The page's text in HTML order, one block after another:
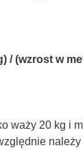
/ (wzrost w
waży 20 kg i